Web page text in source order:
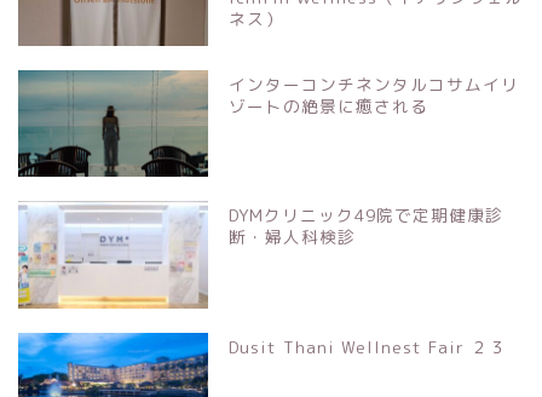
ネス）
インターコンチネンタルコサムイリ
ゾートの絶景に癒される
DYMクリニック49院で定期健康診
断・婦人科検診
Dusit Thani Wellnest Fair ２３